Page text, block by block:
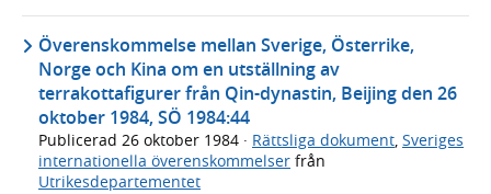
Överenskommelse mellan Sverige, Österrike,
Norge och Kina om en utställning av
terrakottafigurer från Qin-dynastin, Beijing den 26
oktober 1984, SÖ 1984:44
Publicerad 26 oktober 1984 · Rättsliga dokument, Sveriges
internationella överenskommelser från
Utrikesdepartementet